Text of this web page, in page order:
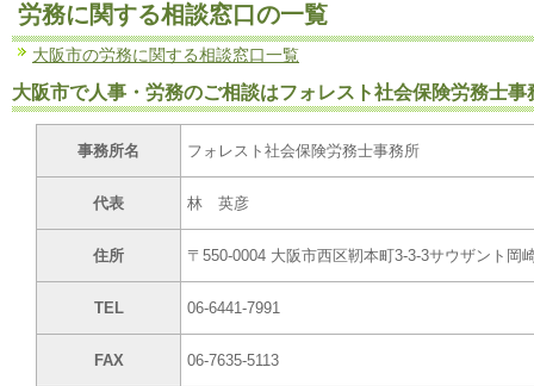
労務に関する相談窓口の一覧
大阪市の労務に関する相談窓口一覧
大阪市で人事・労務のご相談はフォレスト社会保険労務士事
事務所名 フォレスト社会保険労務士事務所
代表 林 英彦
住所 〒550-0004 大阪市西区靭本町3-3-3サウザント岡
TEL 06-6441-7991
FAX 06-7635-5113